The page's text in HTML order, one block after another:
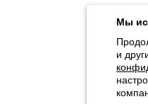
наш сайт, вы
Политикой
Мы
и